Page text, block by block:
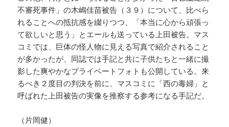
不審死事件」の木嶋佳苗被告（３９）について、比べら
れることへの抵抗感を綴りつつ、「本当に心から頑張っ
て欲しいと思う」とエールも送っている上田被告。マス
コミでは、巨体の怪人物に見える写真で紹介されること
が多かったが、同誌では手記と共に子供たちと一緒に撮
影した爽やかなプライベートフォトも公開している。来
るべき２度目の判決を前に、マスコミに「西の毒婦」と
呼ばれた上田被告の実像を推察する参考になる手記だ。
（片岡健）